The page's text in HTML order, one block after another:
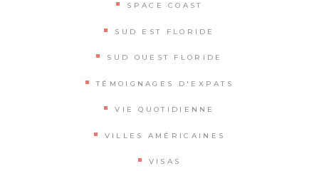
SPACE COAST
SUD EST FLORIDE
SUD OUEST FLORIDE
TÉMOIGNAGES D'EXPATS
VIE QUOTIDIENNE
VILLES AMÉRICAINES
VISAS